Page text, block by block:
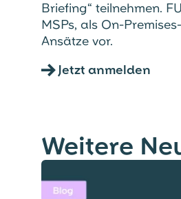
Briefing“ teilnehmen.
MSPs, als On-
Ansätze vor.
→Jetzt anmelden
Weitere